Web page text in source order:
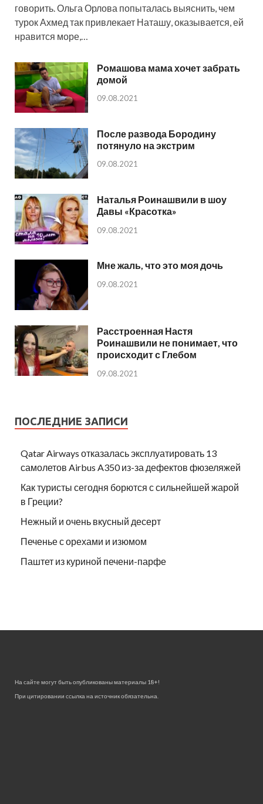
говорить. Ольга Орлова попыталась выяснить, чем
турок Ахмед так привлекает Наташу, оказывается, ей
нравится море,…
Ромашова мама хочет забрать
домой
09.08.2021
После развода Бородину
потянуло на экстрим
09.08.2021
Наталья Роинашвили в шоу
Давы «Красотка»
09.08.2021
Мне жаль, что это моя дочь
09.08.2021
Расстроенная Настя
Роинашвили не понимает, что
происходит с Глебом
09.08.2021
ПОСЛЕДНИЕ ЗАПИСИ
Qatar Airways отказалась эксплуатировать 13
самолетов Airbus A350 из-за дефектов фюзеляжей
Как туристы сегодня борются с сильнейшей жарой
в Греции?
Нежный и очень вкусный десерт
Печенье с орехами и изюмом
Паштет из куриной печени-парфе
На сайте могут быть опубликованы материалы 18+!
При цитировании ссылка на источник обязательна.